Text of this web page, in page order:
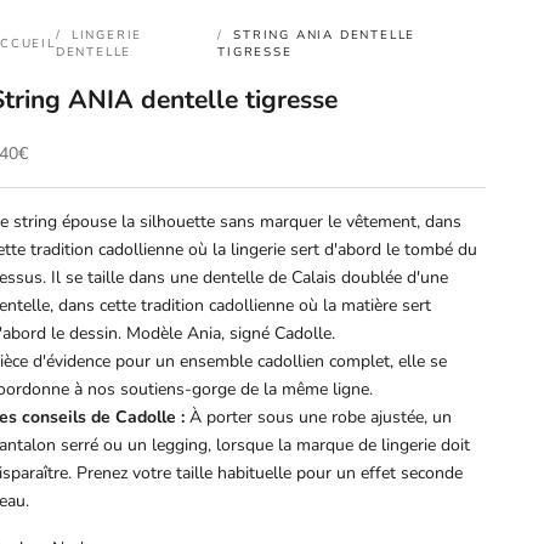
LINGERIE
DENTELLE
STRING ANIA DENTELLE
TIGRESSE
ANIA dentelle tigresse
de vente
string épouse la silhouette sans marquer le vêtement, dans
tradition cadollienne où la lingerie sert d'abord le tombé du
Il se taille dans une dentelle de Calais doublée d'une
dans cette tradition cadollienne où la matière sert
le dessin. Modèle Ania, signé Cadolle.
d'évidence pour un ensemble cadollien complet, elle se
à nos soutiens-gorge de la même ligne.
conseils de Cadolle : À porter sous une robe ajustée, un
serré ou un legging, lorsque la marque de lingerie doit
Prenez votre taille habituelle pour un effet seconde